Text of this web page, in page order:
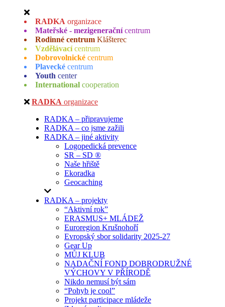
RADKA organizace
Mateřské - mezigenerační centrum
Rodinné centrum Klášterec
Vzdělávací centrum
Dobrovolnické centrum
Plavecké centrum
Youth center
International cooperation
RADKA organizace
RADKA – připravujeme
RADKA – co jsme zažili
RADKA – jiné aktivity
Logopedická prevence
SR – SD ®
Naše hřiště
Ekoradka
Geocaching
RADKA – projekty
“Aktivní rok”
ERASMUS+ MLÁDEŽ
Euroregion Krušnohoří
Evropský sbor solidarity 2025-27
Gear Up
MŮJ KLUB
NADAČNÍ FOND DOBRODRUŽNÉ
VÝCHOVY V PŘÍRODĚ
Nikdo nemusí být sám
“Pohyb je cool”
Projekt participace mládeže